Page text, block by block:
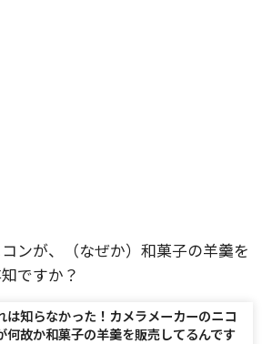
ンが、（なぜか）和菓子の羊羹を
ですか？
は知らなかった！カメラメーカーのニコ
何故か和菓子の羊羹を販売してるんです